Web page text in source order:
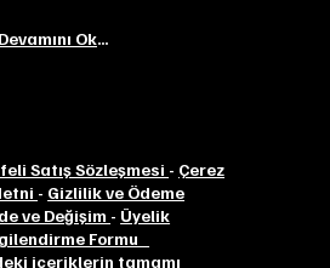
Devamını Oku...
Satış Sözleşmesi - Çerez
- Gizlilik ve Ödeme
ve Değişim - Üyelik
Formu
içeriklerin tamamı